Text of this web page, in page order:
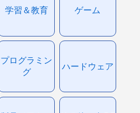
学習＆教育 ゲーム
プログラミン
グ
ハードウェア